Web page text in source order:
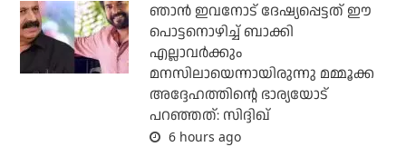
ഞാന്‍ ഇവനോട് ദേഷ്യപ്പെട്ടത് ഈ
പൊട്ടനൊഴിച്ച് ബാക്കി
എല്ലാവര്‍ക്കും
മനസിലായെന്നായിരുന്നു മമ്മൂക്ക
അദ്ദേഹത്തിന്റെ ഭാര്യയോട്
പറഞ്ഞത്: സിദ്ദിഖ്
6 hours ago